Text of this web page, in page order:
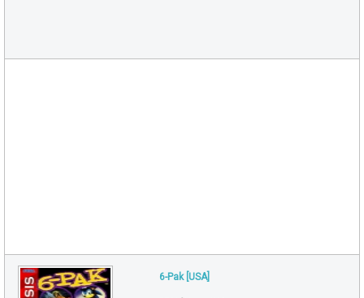
6-Pak [USA]